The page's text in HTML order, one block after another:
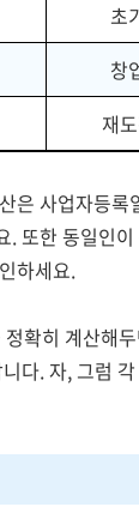
초
창
재
은 사업자등
또한 동일인
하세요.
확히 계산해
다. 자, 그럼